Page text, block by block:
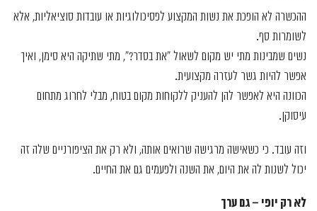
ההכשרה לא הופכת את נשות המקצוע לפסיכולוגיות או עובדות סוציאליות, אלא
לשומרות סף.
נשים שמבינות מתי יש מקום לשאול "את בסדר?", מתי שתיקה היא סימן, ואיך
אפשר להיות גשר לעזרה מקצועית.
הכוונה היא לאפשר להן להעניק ללקוחות מקום בטוח, מבלי לחרוג מתחום
עיסוקן.
וזה עובד. כי כשאישה מרגישה שרואים אותה, ולא רק את הציפורניים שלה זה
יכול לשנות לה את היום, את השנה ולפעמים גם את החיים.
לא רק יופי – גם ערך